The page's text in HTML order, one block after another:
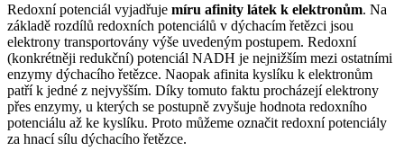
Redoxní potenciál vyjadřuje míru afinity látek k elektronům. Na
základě rozdílů redoxních potenciálů v dýchacím řetězci jsou
elektrony transportovány výše uvedeným postupem. Redoxní
(konkrétněji redukční) potenciál NADH je nejnižším mezi ostatními
enzymy dýchacího řetězce. Naopak afinita kyslíku k elektronům
patří k jedné z nejvyšším. Díky tomuto faktu procházejí elektrony
přes enzymy, u kterých se postupně zvyšuje hodnota redoxního
potenciálu až ke kyslíku. Proto můžeme označit redoxní potenciály
za hnací sílu dýchacího řetězce.